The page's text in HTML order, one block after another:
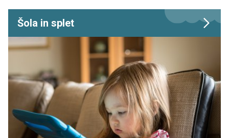
Šola in splet